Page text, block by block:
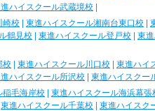
ハイスクール武蔵境校
崎校 東進ハイスクール湘南台東口校
鶴見校 東進ハイスクール登戸校 東
校 東進ハイスクール川口校 東進ハイ
ハイスクール所沢校 東進ハイスクー
稲毛海岸校 東進ハイスクール海浜幕張
東進ハイスクール千葉校 東進ハイスク